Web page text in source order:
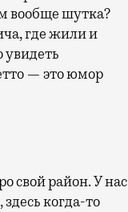
вообще шутка?
где жили и
— это юмор
свой район. У нас
когда-то